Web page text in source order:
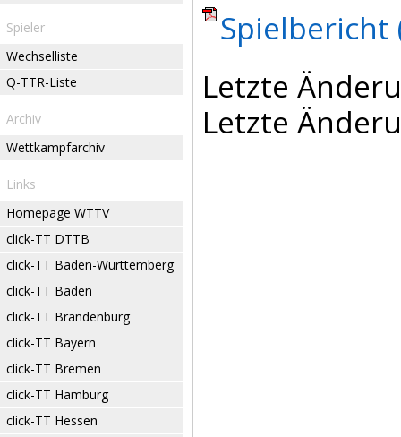
Spieler
Wechselliste
Q-TTR-Liste
Archiv
Wettkampfarchiv
Links
Homepage WTTV
click-TT DTTB
click-TT Baden-Württemberg
click-TT Baden
click-TT Brandenburg
click-TT Bayern
click-TT Bremen
click-TT Hamburg
click-TT Hessen
Spielbericht
Letzte
Letzte